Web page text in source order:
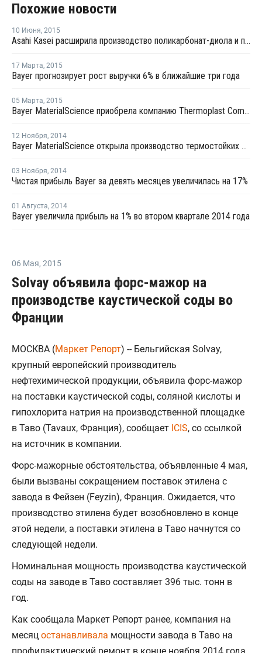
Похожие новости
10 Июня, 2015
Asahi Kasei расширила производство поликарбонат-диола и полиизоцианата в Китае
17 Марта, 2015
Bayer прогнозирует рост выручки 6% в ближайшие три года
05 Марта, 2015
Bayer MaterialScience приобрела компанию Thermoplast Composite
12 Ноября, 2014
Bayer MaterialScience открыла производство термостойких пластиков в Германии
03 Ноября, 2014
Чистая прибыль Bayer за девять месяцев увеличилась на 17%
01 Августа, 2014
Bayer увеличила прибыль на 1% во втором квартале 2014 года
06 Мая, 2015
Solvay объявила форс-мажор на
производстве каустической соды во
Франции
МОСКВА (Маркет Репорт) -- Бельгийская Solvay,
крупный европейский производитель
нефтехимической продукции, объявила форс-мажор
на поставки каустической соды, соляной кислоты и
гипохлорита натрия на производственной площадке
в Таво (Tavaux, Франция), сообщает ICIS, со ссылкой
на источник в компании.
Форс-мажорные обстоятельства, объявленные 4 мая,
были вызваны сокращением поставок этилена с
завода в Фейзен (Feyzin), Франция. Ожидается, что
производство этилена будет возобновлено в конце
этой недели, а поставки этилена в Таво начнутся со
следующей недели.
Номинальная мощность производства каустической
соды на заводе в Таво составляет 396 тыс. тонн в
год.
Как сообщала Маркет Репорт ранее, компания на
месяц останавливала мощности завода в Таво на